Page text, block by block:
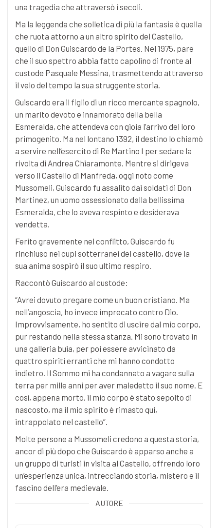
una tragedia che attraversò i secoli.
Ma la leggenda che solletica di più la fantasia è quella
che ruota attorno a un altro spirito del Castello,
quello di Don Guiscardo de la Portes. Nel 1975, pare
che il suo spettro abbia fatto capolino di fronte al
custode Pasquale Messina, trasmettendo attraverso
il velo del tempo la sua struggente storia.
Guiscardo era il figlio di un ricco mercante spagnolo,
un marito devoto e innamorato della bella
Esmeralda, che attendeva con gioia l’arrivo del loro
primogenito. Ma nel lontano 1392, il destino lo chiamò
a servire nell’esercito di Re Martino I per sedare la
rivolta di Andrea Chiaramonte. Mentre si dirigeva
verso il Castello di Manfreda, oggi noto come
Mussomeli, Guiscardo fu assalito dai soldati di Don
Martinez, un uomo ossessionato dalla bellissima
Esmeralda, che lo aveva respinto e desiderava
vendetta.
Ferito gravemente nel conflitto, Guiscardo fu
rinchiuso nei cupi sotterranei del castello, dove la
sua anima sospirò il suo ultimo respiro.
Raccontò Guiscardo al custode:
“Avrei dovuto pregare come un buon cristiano. Ma
nell’angoscia, ho invece imprecato contro Dio.
Improvvisamente, ho sentito di uscire dal mio corpo,
pur restando nella stessa stanza. Mi sono trovato in
una galleria buia, per poi essere avvicinato da
quattro spiriti erranti che mi hanno condotto
indietro. Il Sommo mi ha condannato a vagare sulla
terra per mille anni per aver maledetto il suo nome. E
così, appena morto, il mio corpo è stato sepolto di
nascosto, ma il mio spirito è rimasto qui,
intrappolato nel castello”.
Molte persone a Mussomeli credono a questa storia,
ancor di più dopo che Guiscardo è apparso anche a
un gruppo di turisti in visita al Castello, offrendo loro
un’esperienza unica, intrecciando storia, mistero e il
fascino dell’era medievale.
AUTORE